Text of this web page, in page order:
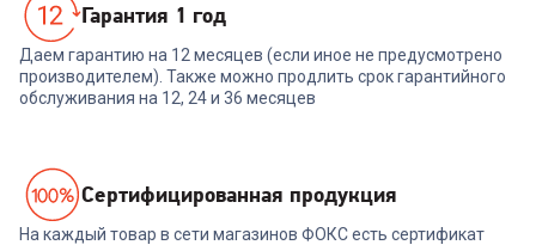
Гарантия 1 год
Даем гарантию на 12 месяцев (если иное не предусмотрено
производителем). Также можно продлить срок гарантийного
обслуживания на 12, 24 и 36 месяцев
Cертифицированная продукция
На каждый товар в сети магазинов ФОКС есть сертификат